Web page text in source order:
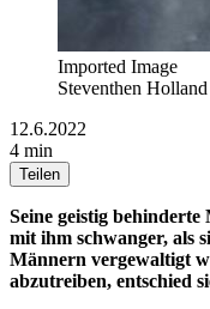
Imported Image
Steventhen Holland
12.6.2022
4 min
Teilen
Seine geistig
mit ihm schwanger, als
Männern vergewaltigt
abzutreiben, entschied